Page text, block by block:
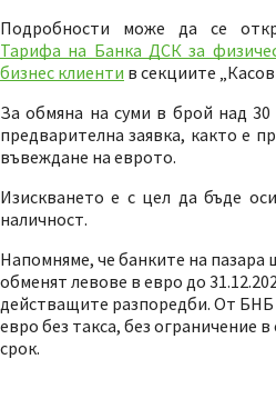
Подробности може да се
Тарифа на Банка ДСК за
бизнес клиенти в секциите
За обмяна на суми в брой над 30
предварителна заявка, както е
въвеждане на еврото.
Изискването е с цел да бъде
наличност.
Напомняме, че банките на пазара
обменят левове в евро до
действащите разпоредби. От
евро без такса, без ограничение в
срок.